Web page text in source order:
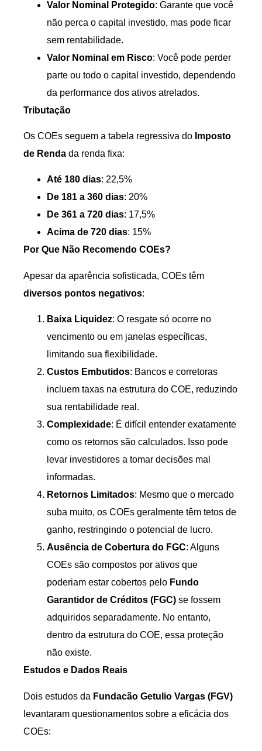
Valor Nominal Protegido: Garante que você
não perca o capital investido, mas pode ficar
sem rentabilidade.
Valor Nominal em Risco: Você pode perder
parte ou todo o capital investido, dependendo
da performance dos ativos atrelados.
Tributação
Os COEs seguem a tabela regressiva do Imposto
de Renda da renda fixa:
Até 180 dias: 22,5%
De 181 a 360 dias: 20%
De 361 a 720 dias: 17,5%
Acima de 720 dias: 15%
Por Que Não Recomendo COEs?
Apesar da aparência sofisticada, COEs têm
diversos pontos negativos:
Baixa Liquidez: O resgate só ocorre no
vencimento ou em janelas específicas,
limitando sua flexibilidade.
Custos Embutidos: Bancos e corretoras
incluem taxas na estrutura do COE, reduzindo
sua rentabilidade real.
Complexidade: É difícil entender exatamente
como os retornos são calculados. Isso pode
levar investidores a tomar decisões mal
informadas.
Retornos Limitados: Mesmo que o mercado
suba muito, os COEs geralmente têm tetos de
ganho, restringindo o potencial de lucro.
Ausência de Cobertura do FGC: Alguns
COEs são compostos por ativos que
poderiam estar cobertos pelo Fundo
Garantidor de Créditos (FGC) se fossem
adquiridos separadamente. No entanto,
dentro da estrutura do COE, essa proteção
não existe.
Estudos e Dados Reais
Dois estudos da Fundacão Getulio Vargas (FGV)
levantaram questionamentos sobre a eficácia dos
COEs: